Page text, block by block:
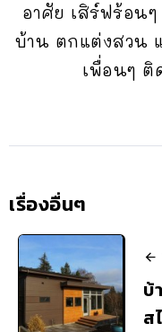
อาศัย เสิร์ฟร้อน
บ้าน ตกแต่งสวน
เพื่อนๆ ติ
เรื่องอื่นๆ
บ้
ส